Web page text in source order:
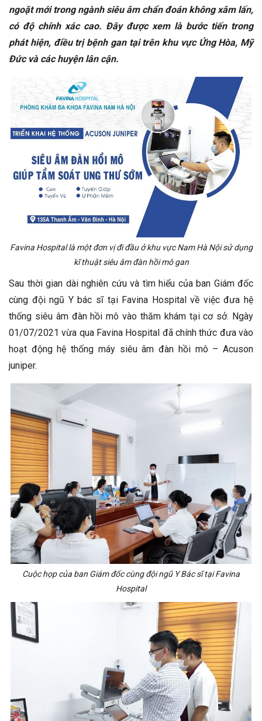
ngoặt mới trong ngành siêu âm chẩn đoán không xâm lấn,
có độ chính xác cao. Đây được xem là bước tiến trong
phát hiện, điều trị bệnh gan tại trên khu vực Ứng Hòa, Mỹ
Đức và các huyện lân cận.
Favina Hospital là một đơn vị đi đầu ở khu vực Nam Hà Nội sử dụng
kĩ thuật siêu âm đàn hồi mô gan
Sau thời gian dài nghiên cứu và tìm hiểu của ban Giám đốc
cùng đội ngũ Y bác sĩ tại Favina Hospital về việc đưa hệ
thống siêu âm đàn hồi mô vào thăm khám tại cơ sở. Ngày
01/07/2021 vừa qua Favina Hospital đã chính thức đưa vào
hoạt động hệ thống máy siêu âm đàn hồi mô – Acuson
juniper.
Cuộc họp của ban Giám đốc cùng đội ngũ Y Bác sĩ tại Favina
Hospital